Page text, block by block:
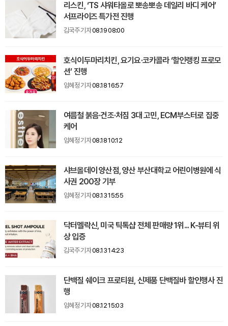
리스킨, ‘TS 샤워타올로 뽀송뽀송 데일리 바디 케어’
서프라이즈 특가전 진행
김국주 기자08.19 08:00
호식이두마리치킨, 요기요·코카콜라 ‘할인랭킹 프로모
션’ 진행
임혜정 기자08.18 16:57
여름철 붉음·건조·처짐 3대 고민, ECM부스터로 집중
케어
임혜정 기자08.18 10:12
샤브올데이 양산점, 양산 부산대학교 어린이병원에 식
사권 200장 기부
임혜정 기자08.13 15:55
닥터멜락신, 미국 틱톡샵 전체 판매량 1위... K-뷰티 위
상 입증
김국주 기자08.13 14:23
단백질 쉐이크 프로티원, 신제품 단백질바 할인행사 진
행
임혜정 기자08.12 15:03